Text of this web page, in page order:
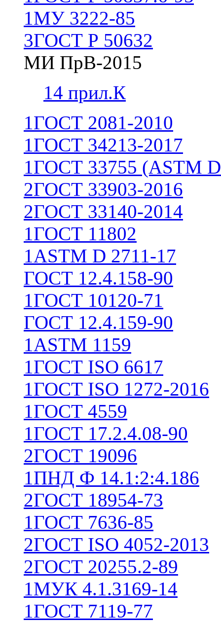
1МУ 3222-85
3ГОСТ Р 50632
МИ ПрВ-2015
14 прил.К
1ГОСТ 2081-2010
1ГОСТ 34213-2017
1ГОСТ 33755 (ASTM
2ГОСТ 33903-2016
2ГОСТ 33140-2014
1ГОСТ 11802
1ASTM D 2711-17
ГОСТ 12.4.158-90
1ГОСТ 10120-71
ГОСТ 12.4.159-90
1ASTM 1159
1ГОСТ ISO 6617
1ГОСТ ISO 1272-2016
1ГОСТ 4559
1ГОСТ 17.2.4.08-90
2ГОСТ 19096
1ПНД Ф 14.1:2:4.186
2ГОСТ 18954-73
1ГОСТ 7636-85
2ГОСТ ISO 4052-2013
2ГОСТ 20255.2-89
1МУК 4.1.3169-14
1ГОСТ 7119-77